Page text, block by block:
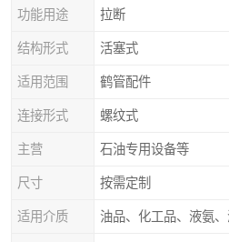
功能用途 拉断
结构形式 活塞式
适用范围 鹤管配件
连接形式 螺纹式
主营 石油专用设备等
尺寸 按需定制
适用介质 油品、化工品、液氨